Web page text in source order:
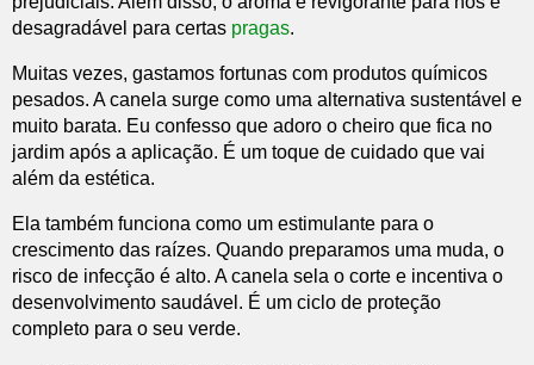
desagradável para certas pragas.
Muitas vezes, gastamos fortunas com produtos químicos
pesados. A canela surge como uma alternativa sustentável e
muito barata. Eu confesso que adoro o cheiro que fica no
jardim após a aplicação. É um toque de cuidado que vai
além da estética.
Ela também funciona como um estimulante para o
crescimento das raízes. Quando preparamos uma muda, o
risco de infecção é alto. A canela sela o corte e incentiva o
desenvolvimento saudável. É um ciclo de proteção
completo para o seu verde.